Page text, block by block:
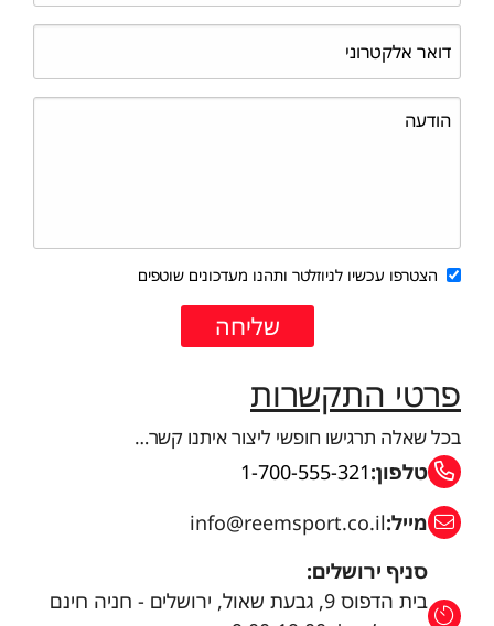
הצטרפו עכשיו לניוזלטר ותהנו מעדכונים שוטפים
פרטי התקשרות
בכל שאלה תרגישו חופשי ליצור איתנו קשר…
טלפון:1-700-555-321
מייל:info@reemsport.co.il
סניף ירושלים:
בית הדפוס 9, גבעת שאול, ירושלים - חניה חינם